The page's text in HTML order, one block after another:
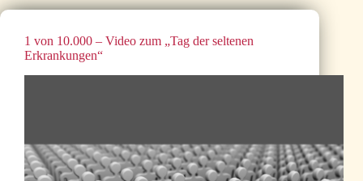
1 von 10.000 – Video zum „Tag der seltenen
Erkrankungen“